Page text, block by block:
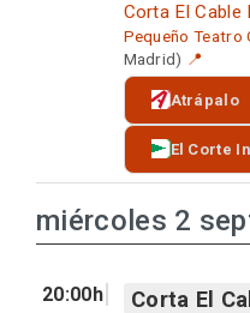
Corta El Cable
Pequeño Teatro
Madrid) 📍
Atrápalo
El Corte
miércoles 2
20:00h Corta El